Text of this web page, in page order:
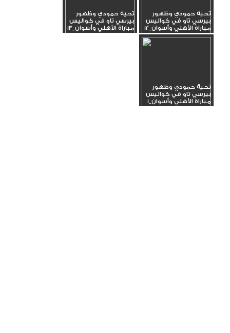
تحية حمودي وظهور
بيرسي تاو في كواليس
مباراة الأهلي وأسوان_12
تحية حمودي وظهور
بيرسي تاو في كواليس
مباراة الأهلي وأسوان_13
تحية حمودي وظهور
بيرسي تاو في كواليس
مباراة الأهلي وأسوان_1